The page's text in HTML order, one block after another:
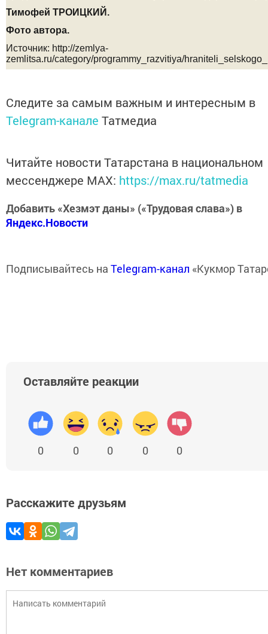
Тимофей ТРОИЦКИЙ.
Фото автора.
Источник: http://zemlya-
zemlitsa.ru/category/programmy_razvitiya/
Следите за самым важным и интересным в
Telegram-канале Татмедиа
Читайте новости Татарстана в национальном
мессенджере MАХ: https://max.ru/tatmedia
Добавить «Хезмэт даны» («Трудовая слава») в
Яндекс.Новости
Подписывайтесь на Telegram-канал «Кукмор
Оставляйте реакции
0 0 0 0 0
Расскажите друзьям
Нет комментариев